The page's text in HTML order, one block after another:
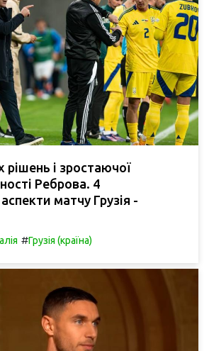
рішень і зростаючої
Реброва. 4
матчу Грузія -
#Грузія (країна)